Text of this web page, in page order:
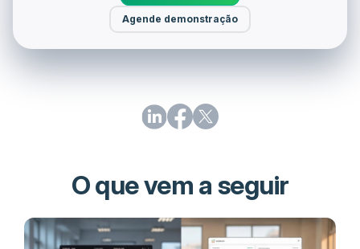
Agende demonstração
O que vem a seguir